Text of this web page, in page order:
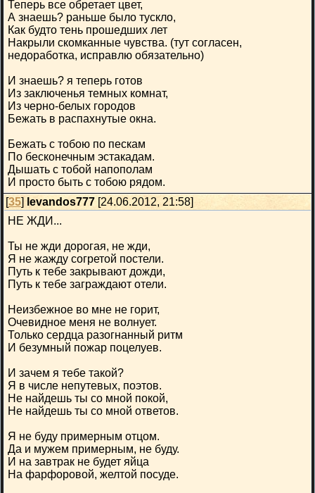
Теперь все обретает цвет,
А знаешь? раньше было тускло,
Как будто тень прошедших лет
Накрыли скомканные чувства. (тут согласен,
недоработка, исправлю обязательно)
И знаешь? я теперь готов
Из заключенья темных комнат,
Из черно-белых городов
Бежать в распахнутые окна.
Бежать с тобою по пескам
По бесконечным эстакадам.
Дышать с тобой напополам
И просто быть с тобою рядом.
[35] levandos777 [24.06.2012, 21:58]
НЕ ЖДИ...
Ты не жди дорогая, не жди,
Я не жажду согретой постели.
Путь к тебе закрывают дожди,
Путь к тебе заграждают отели.
Неизбежное во мне не горит,
Очевидное меня не волнует.
Только сердца разогнанный ритм
И безумный пожар поцелуев.
И зачем я тебе такой?
Я в числе непутевых, поэтов.
Не найдешь ты со мной покой,
Не найдешь ты со мной ответов.
Я не буду примерным отцом.
Да и мужем примерным, не буду.
И на завтрак не будет яйца
На фарфоровой, желтой посуде.